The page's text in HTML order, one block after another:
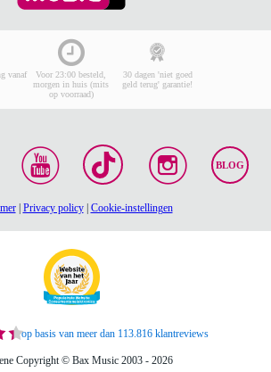
vanaf
Voor 23:00 besteld,
morgen in huis (mits
op voorraad)
30 dagen 'niet goed
geld terug' garantie!
BLOG
| Privacy policy| Cookie-instellingen
op basis van meer dan 113.816 klantreviews
Copyright © Bax Music 2003 - 2026